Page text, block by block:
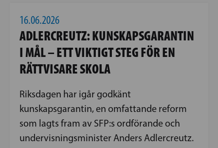
16.06.2026
ADLERCREUTZ: KUNSKAPSGARANTIN
I MÅL – ETT VIKTIGT STEG FÖR EN
RÄTTVISARE SKOLA
Riksdagen har igår godkänt
kunskapsgarantin, en omfattande reform
som lagts fram av SFP:s ordförande och
undervisningsminister Anders Adlercreutz.